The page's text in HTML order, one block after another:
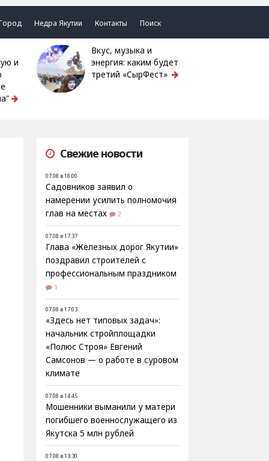
Недра Якутии Контакты Поиск
и
Вкус, музыка и
энергия: каким будет
третий «СырФест»
Свежие новости
07.08 в 18:00
Садовников заявил о
намерении усилить полномочия
глав на местах
2
07.08 в 17:37
Глава «Железных дорог Якутии»
поздравил строителей с
профессиональным праздником
1
07.08 в 17:03
«Здесь нет типовых задач»:
начальник стройплощадки
«Полюс Строя» Евгений
Самсонов — о работе в суровом
климате
07.08 в 14:45
Мошенники выманили у матери
погибшего военнослужащего из
Якутска 5 млн рублей
07.08 в 13:30